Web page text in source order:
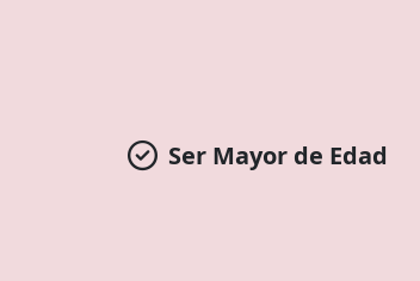
Ser Mayor de Edad